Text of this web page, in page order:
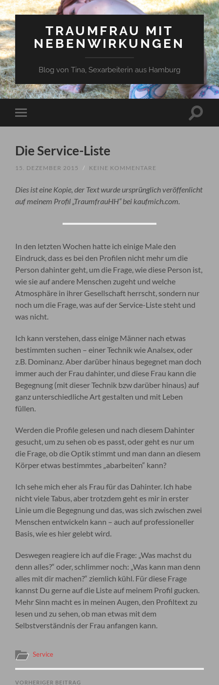
TRAUMFRAU MIT
NEBENWIRKUNGEN
Blog von Tina, Sexarbeiterin aus Hamburg
Mobile-
Menü
Die Service-Liste
15. DEZEMBER 2015 / KEINE KOMMENTARE
Dies ist eine Kopie, der Text wurde ursprünglich veröffenlicht
auf meinem Profil „TraumfrauHH“ bei kaufmich.com.
In den letzten Wochen hatte ich einige Male den
Eindruck, dass es bei den Profilen nicht mehr um die
Person dahinter geht, um die Frage, wie diese Person ist,
wie sie auf andere Menschen zugeht und welche
Atmosphäre in ihrer Gesellschaft herrscht, sondern nur
noch um die Frage, was auf der Service-Liste steht und
was nicht.
Ich kann verstehen, dass einige Männer nach etwas
bestimmten suchen – einer Technik wie Analsex, oder
z.B. Dominanz. Aber darüber hinaus begegnet man doch
immer auch der Frau dahinter, und diese Frau kann die
Begegnung (mit dieser Technik bzw darüber hinaus) auf
ganz unterschiedliche Art gestalten und mit Leben
füllen.
Werden die Profile gelesen und nach diesem Dahinter
gesucht, um zu sehen ob es passt, oder geht es nur um
die Frage, ob die Optik stimmt und man dann an diesem
Körper etwas bestimmtes „abarbeiten“ kann?
Ich sehe mich eher als Frau für das Dahinter. Ich habe
nicht viele Tabus, aber trotzdem geht es mir in erster
Linie um die Begegnung und das, was sich zwischen zwei
Menschen entwickeln kann – auch auf professioneller
Basis, wie es hier gelebt wird.
Deswegen reagiere ich auf die Frage: „Was machst du
denn alles?“ oder, schlimmer noch: „Was kann man denn
alles mit dir machen?“ ziemlich kühl. Für diese Frage
kannst Du gerne auf die Liste auf meinem Profil gucken.
Mehr Sinn macht es in meinen Augen, den Profiltext zu
lesen und zu sehen, ob man etwas mit dem
Selbstverständnis der Frau anfangen kann.
Service
VORHERIGER BEITRAG